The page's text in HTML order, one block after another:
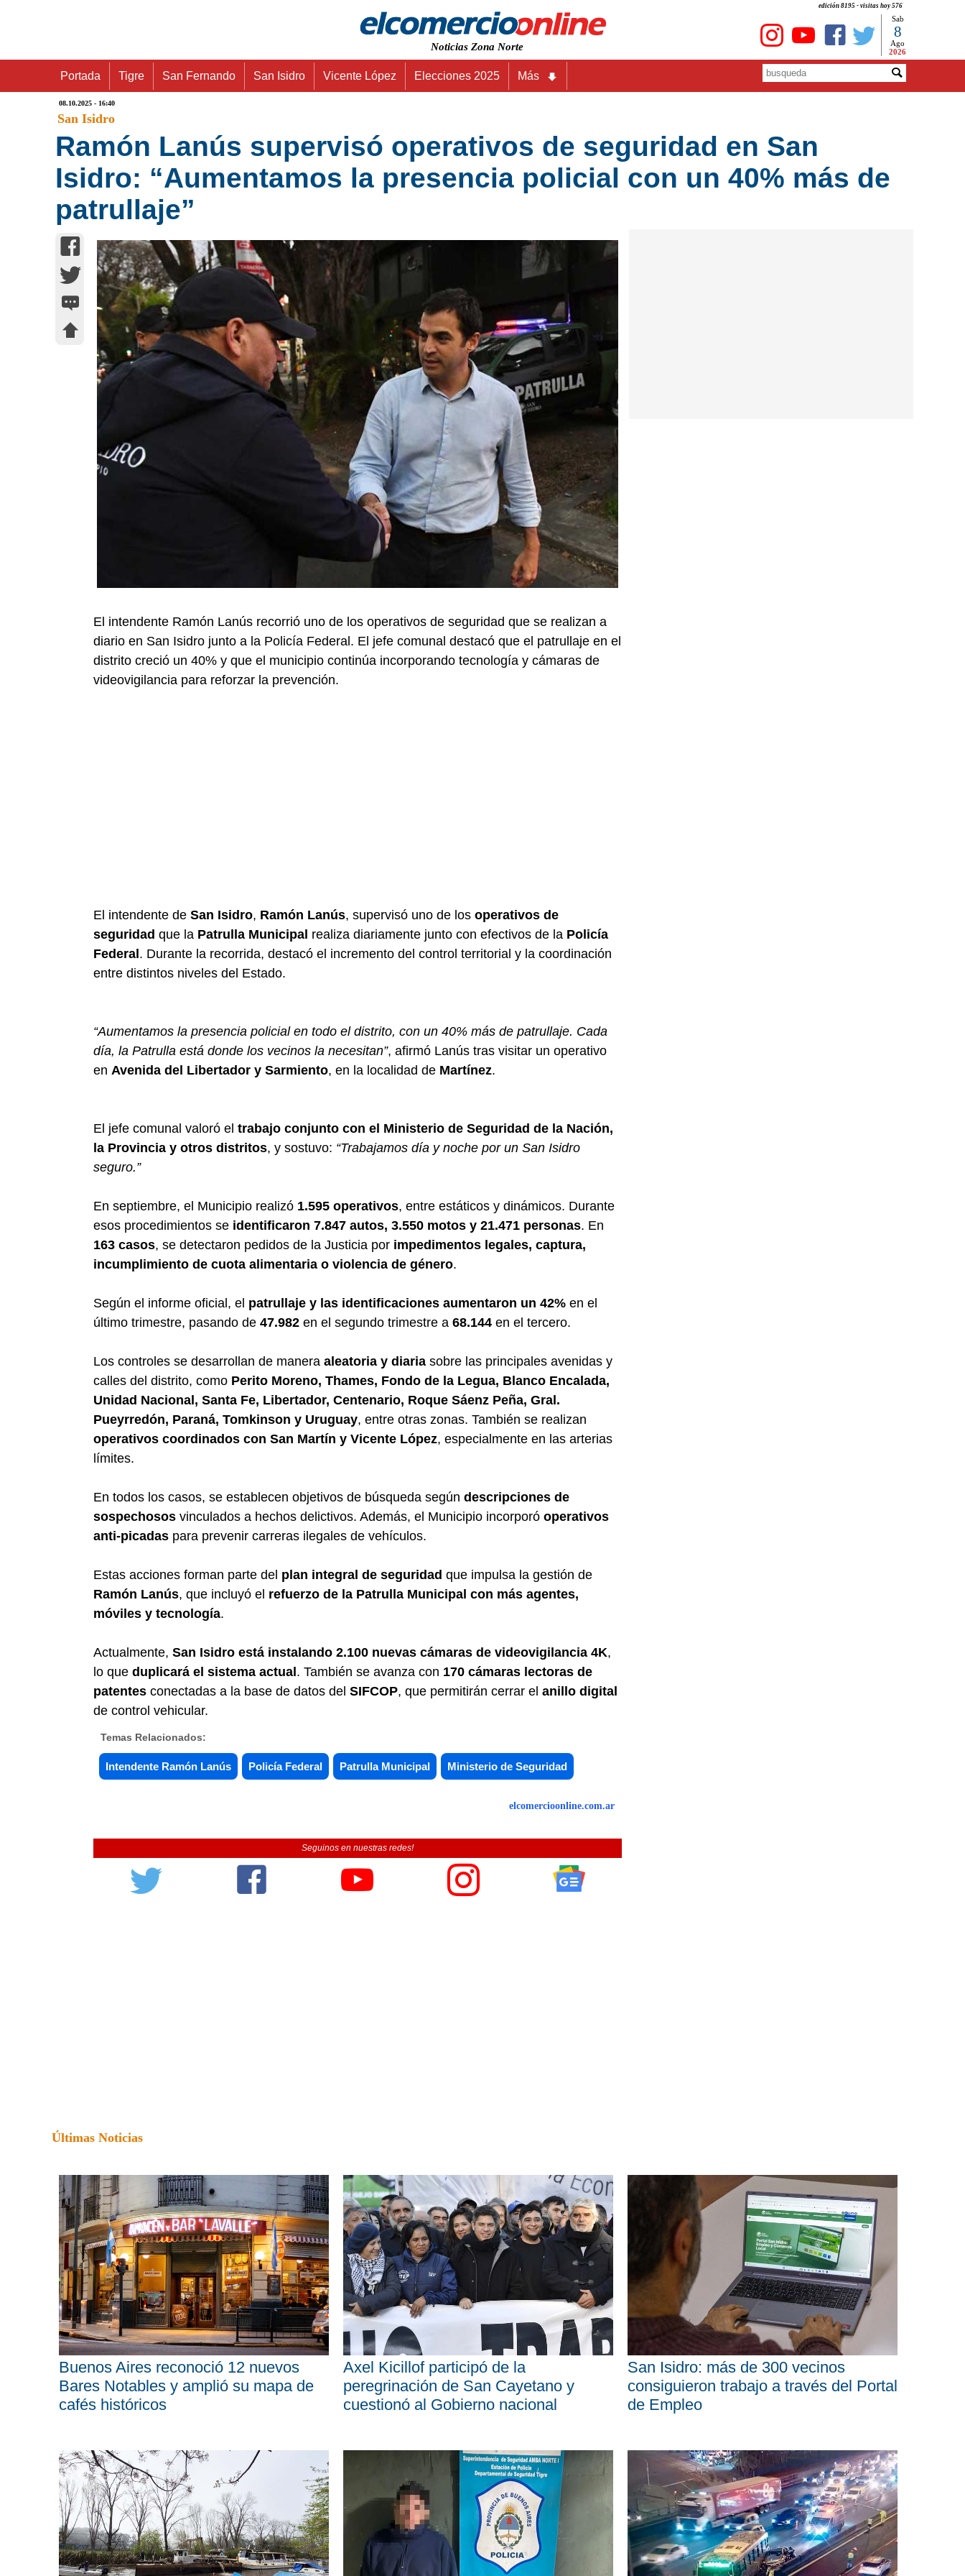
edición 8195 - visitas hoy 576
Noticias Zona Norte
Sab
8
Ago
2026
Portada Tigre San Fernando San Isidro Vicente López Elecciones 2025 Más
08.10.2025 - 16:40
San Isidro
Ramón Lanús supervisó operativos de seguridad en San
Isidro: “Aumentamos la presencia policial con un 40% más de
patrullaje”
El intendente Ramón Lanús recorrió uno de los operativos de seguridad que se realizan a
diario en San Isidro junto a la Policía Federal. El jefe comunal destacó que el patrullaje en el
distrito creció un 40% y que el municipio continúa incorporando tecnología y cámaras de
videovigilancia para reforzar la prevención.
El intendente de San Isidro, Ramón Lanús, supervisó uno de los operativos de
seguridad que la Patrulla Municipal realiza diariamente junto con efectivos de la Policía
Federal . Durante la recorrida, destacó el incremento del control territorial y la coordinación
entre distintos niveles del Estado.
“Aumentamos la presencia policial en todo el distrito, con un 40% más de patrullaje. Cada
día, la Patrulla está donde los vecinos la necesitan”, afirmó Lanús tras visitar un operativo
en Avenida del Libertador y Sarmiento, en la localidad de Martínez.
El jefe comunal valoró el trabajo conjunto con el Ministerio de Seguridad de la Nación,
la Provincia y otros distritos, y sostuvo: “Trabajamos día y noche por un San Isidro
seguro.”
En septiembre, el Municipio realizó 1.595 operativos, entre estáticos y dinámicos. Durante
esos procedimientos se identificaron 7.847 autos, 3.550 motos y 21.471 personas. En
163 casos, se detectaron pedidos de la Justicia por impedimentos legales, captura,
incumplimiento de cuota alimentaria o violencia de género.
Según el informe oficial, el patrullaje y las identificaciones aumentaron un 42% en el
último trimestre, pasando de 47.982 en el segundo trimestre a 68.144 en el tercero.
Los controles se desarrollan de manera aleatoria y diaria sobre las principales avenidas y
calles del distrito, como Perito Moreno, Thames, Fondo de la Legua, Blanco Encalada,
Unidad Nacional, Santa Fe, Libertador, Centenario, Roque Sáenz Peña, Gral.
Pueyrredón, Paraná, Tomkinson y Uruguay, entre otras zonas. También se realizan
operativos coordinados con San Martín y Vicente López, especialmente en las arterias
límites.
En todos los casos, se establecen objetivos de búsqueda según descripciones de
sospechosos vinculados a hechos delictivos. Además, el Municipio incorporó operativos
anti-picadas para prevenir carreras ilegales de vehículos.
Estas acciones forman parte del plan integral de seguridad que impulsa la gestión de
Ramón Lanús, que incluyó el refuerzo de la Patrulla Municipal con más agentes,
móviles y tecnología.
Actualmente, San Isidro está instalando 2.100 nuevas cámaras de videovigilancia 4K,
lo que duplicará el sistema actual . También se avanza con 170 cámaras lectoras de
patentes conectadas a la base de datos del SIFCOP, que permitirán cerrar el anillo digital
de control vehicular.
Temas Relacionados:
Intendente Ramón Lanús Policía Federal Patrulla Municipal Ministerio de Seguridad
elcomercioonline.com.ar
Seguinos en nuestras redes!
Últimas Noticias
Buenos Aires reconoció 12 nuevos
Bares Notables y amplió su mapa de
cafés históricos
Axel Kicillof participó de la
peregrinación de San Cayetano y
cuestionó al Gobierno nacional
San Isidro: más de 300 vecinos
consiguieron trabajo a través del Portal
de Empleo